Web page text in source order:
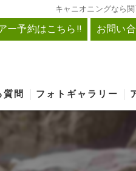
キャニオニングなら
ー予約はこちら!! お問い
質問 フォトギャラリー